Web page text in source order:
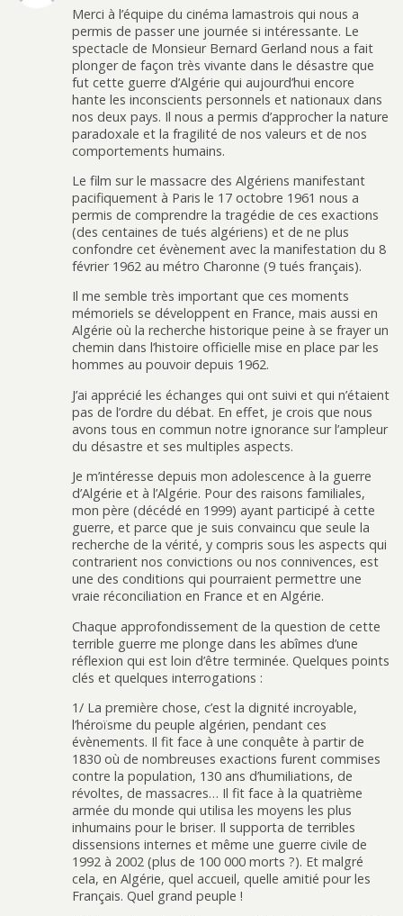
Merci à l’équipe du cinéma lamastrois qui nous a
permis de passer une journée si intéressante. Le
spectacle de Monsieur Bernard Gerland nous a fait
plonger de façon très vivante dans le désastre que
fut cette guerre d’Algérie qui aujourd’hui encore
hante les inconscients personnels et nationaux dans
nos deux pays. Il nous a permis d’approcher la nature
paradoxale et la fragilité de nos valeurs et de nos
comportements humains.
Le film sur le massacre des Algériens manifestant
pacifiquement à Paris le 17 octobre 1961 nous a
permis de comprendre la tragédie de ces exactions
(des centaines de tués algériens) et de ne plus
confondre cet évènement avec la manifestation du 8
février 1962 au métro Charonne (9 tués français).
Il me semble très important que ces moments
mémoriels se développent en France, mais aussi en
Algérie où la recherche historique peine à se frayer un
chemin dans l’histoire officielle mise en place par les
hommes au pouvoir depuis 1962.
J’ai apprécié les échanges qui ont suivi et qui n’étaient
pas de l’ordre du débat. En effet, je crois que nous
avons tous en commun notre ignorance sur l’ampleur
du désastre et ses multiples aspects.
Je m’intéresse depuis mon adolescence à la guerre
d’Algérie et à l’Algérie. Pour des raisons familiales,
mon père (décédé en 1999) ayant participé à cette
guerre, et parce que je suis convaincu que seule la
recherche de la vérité, y compris sous les aspects qui
contrarient nos convictions ou nos connivences, est
une des conditions qui pourraient permettre une
vraie réconciliation en France et en Algérie.
Chaque approfondissement de la question de cette
terrible guerre me plonge dans les abîmes d’une
réflexion qui est loin d’être terminée. Quelques points
clés et quelques interrogations :
1/ La première chose, c’est la dignité incroyable,
l’héroïsme du peuple algérien, pendant ces
évènements. Il fit face à une conquête à partir de
1830 où de nombreuses exactions furent commises
contre la population, 130 ans d’humiliations, de
révoltes, de massacres… Il fit face à la quatrième
armée du monde qui utilisa les moyens les plus
inhumains pour le briser. Il supporta de terribles
dissensions internes et même une guerre civile de
1992 à 2002 (plus de 100 000 morts ?). Et malgré
cela, en Algérie, quel accueil, quelle amitié pour les
Français. Quel grand peuple !